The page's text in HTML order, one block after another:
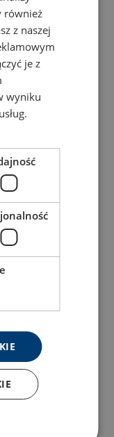
для подъема
FSV - FSVS –
для подъема
również
z naszej
je z
wyniku